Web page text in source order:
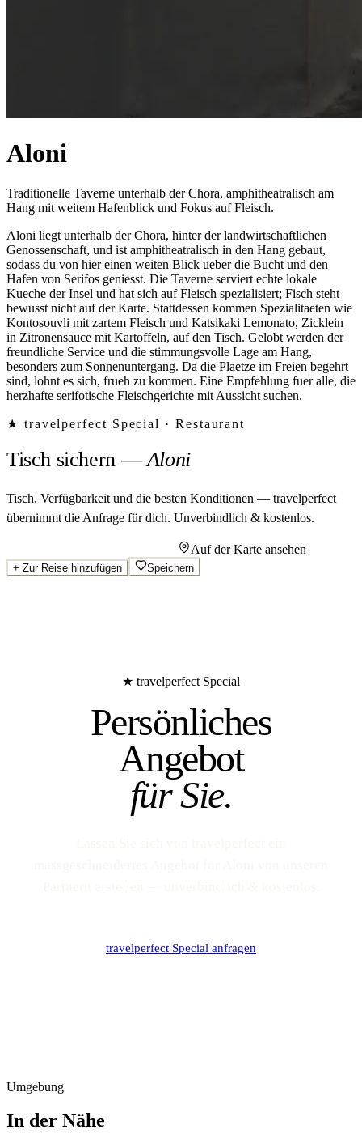
Aloni
Traditionelle Taverne unterhalb der Chora, amphitheatralisch am
Hang mit weitem Hafenblick und Fokus auf Fleisch.
Aloni liegt unterhalb der Chora, hinter der landwirtschaftlichen
Genossenschaft, und ist amphitheatralisch in den Hang gebaut,
sodass du von hier einen weiten Blick ueber die Bucht und den
Hafen von Serifos geniesst. Die Taverne serviert echte lokale
Kueche der Insel und hat sich auf Fleisch spezialisiert; Fisch steht
bewusst nicht auf der Karte. Stattdessen kommen Spezialitaeten wie
Kontosouvli mit zartem Fleisch und Katsikaki Lemonato, Zicklein
in Zitronensauce mit Kartoffeln, auf den Tisch. Gelobt werden der
freundliche Service und die stimmungsvolle Lage am Hang,
besonders zum Sonnenuntergang. Da die Plaetze im Freien begehrt
sind, lohnt es sich, frueh zu kommen. Eine Empfehlung fuer alle, die
herzhafte serifotische Fleischgerichte mit Aussicht suchen.
★ travelperfect Special · Restaurant
Tisch sichern—Aloni
Tisch, Verfügbarkeit und die besten Konditionen — travelperfect
übernimmt die Anfrage für dich. Unverbindlich & kostenlos.
Auf der Karte ansehen
+ Zur Reise hinzufügen Speichern
★ travelperfect Special
Persönliches
Angebot
für Sie.
travelperfect Special anfragen
Umgebung
In der Nähe